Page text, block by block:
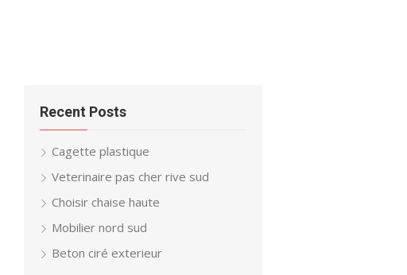
Recent Posts
Cagette plastique
Veterinaire pas cher rive sud
Choisir chaise haute
Mobilier nord sud
Beton ciré exterieur